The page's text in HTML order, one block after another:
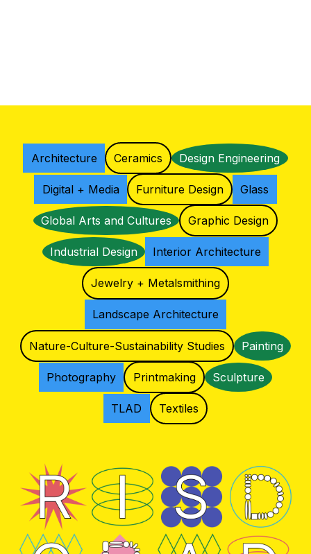
Architecture Ceramics Design Engineering
Digital + Media Furniture Design Glass
Global Arts and Cultures Graphic Design
Industrial Design Interior Architecture
Jewelry + Metalsmithing
Landscape Architecture
Nature-Culture-Sustainability Studies Painting
Photography Printmaking Sculpture
TLAD Textiles